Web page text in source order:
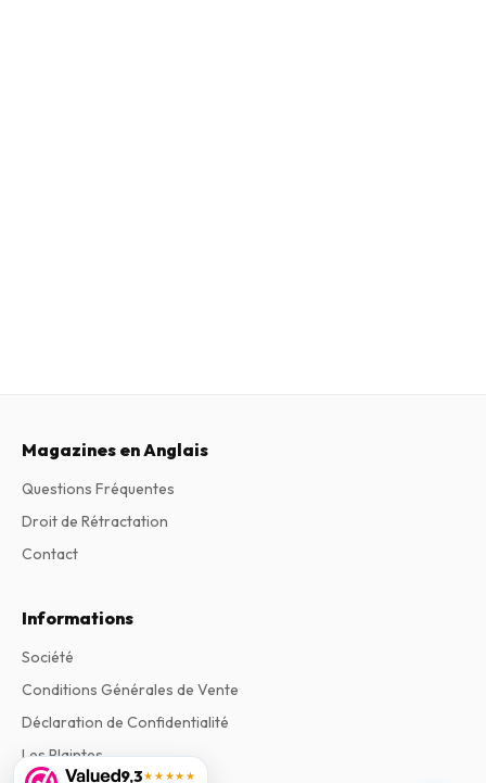
9,3★★★★★
Magazines en Anglais
Questions Fréquentes
Droit de Rétractation
Contact
Informations
Société
Conditions Générales de Vente
Déclaration de Confidentialité
Les Plaintes